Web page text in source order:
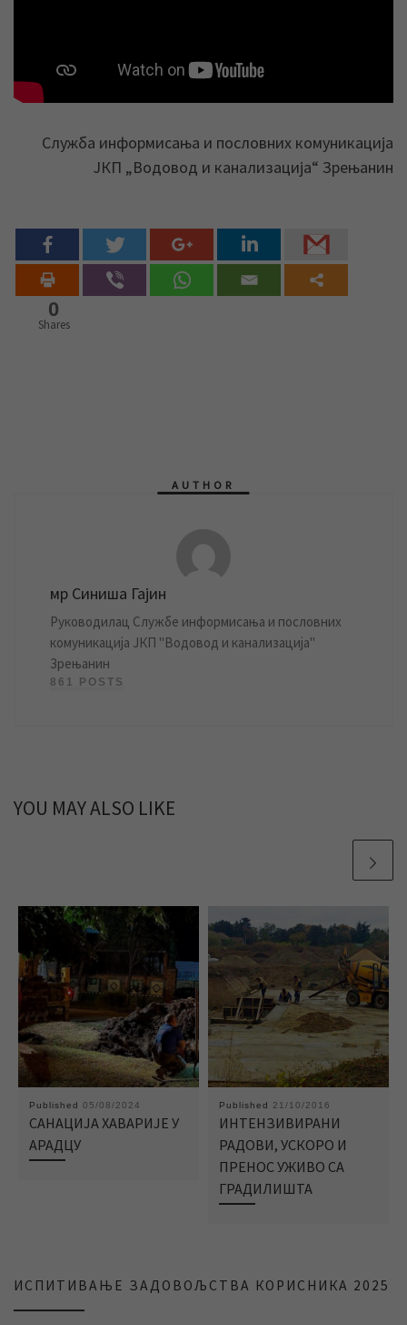
Служба информисања и пословних комуникација
ЈКП „Водовод и канализација“ Зрењанин
0
Shares
AUTHOR
мр Синиша Гајин
Руководилац Службе информисања и пословних
комуникација ЈКП "Водовод и канализација"
Зрењанин
861 POSTS
YOU MAY ALSO LIKE
Published 05/08/2024
САНАЦИЈА ХАВАРИЈЕ У
АРАДЦУ
Published 21/10/2016
ИНТЕНЗИВИРАНИ
РАДОВИ, УСКОРО И
ПРЕНОС УЖИВО СА
ГРАДИЛИШТА
ИСПИТИВАЊЕ ЗАДОВОЉСТВА КОРИСНИКА 2025